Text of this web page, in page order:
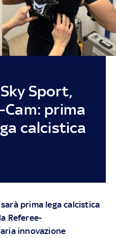
Sport,
prima
calcistica
sarà prima lega calcistica
Referee-
innovazione